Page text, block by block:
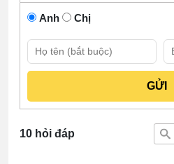
Anh Chị
10 hỏi đáp